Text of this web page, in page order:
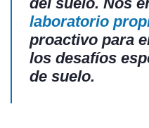
laboratorio
proactivo para
los desafíos
de suelo.